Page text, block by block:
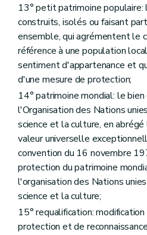
Art. 504/4
Art. 504/5
Chapitre III
Du
Section première
Art. 505
Art. 505/1
Sous-section
Art. 506
Art. 507
Sous-section 2
Art. 508
Art. 509
Section 2
Sous-section
Art. 510
Sous-section 2
Art. 510/1
Sous-section 3
Art. 510/2
Sous-section 4
13° petit patrimoine
construits, isolés ou faisant
ensemble, qui agrémentent le
référence à une population
sentiment d'appartenance et
d'une mesure de protection;
14° patrimoine mondial: le
l'Organisation des Nations
science et la culture, en abrégé
valeur universelle
convention du 16 novembre
protection du patrimoine
l'organisation des Nations
science et la culture;
15° requalification:
protection et de